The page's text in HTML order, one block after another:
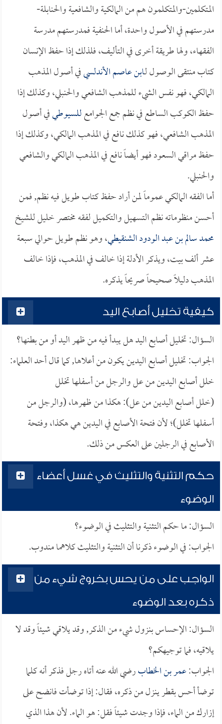
المتكلمين-والمتكلمون هم من المالكية والشافعية والحنابلة-
مدرستهم في الأصول واحدة، أما الحنفية فمدرستهم مدرسة
الفقهاء، ولها طريقة أخرى في التأليف، فلذلك إذا حفظ الإنسان
كتاب منتقى الوصول لـابن عاصم الأندلسيفي أصول المذهب
المالكي، فهو نفس الشيء للمذهب الشافعي والحنبلي، وكذلك إذا
حفظ الكوكب الساطع في نظم جمع الجوامعللسيوطيفي أصول
المذهب الشافعي، فهو كذلك نافع في المذهب المالكي، وكذلك إذا
حفظ مراقي السعود فهو أيضاً نافع في المذهب المالكي والشافعي
والحنبلي.
أما الفقه المالكي عموماً لمن أراد حفظ كتاب طويل فيه نظم, فمن
أحسن منظوماته نظم التسهيل والتكميل لفقه مختصر خليل للشيخ
محمد سالم بن عبد الودود الشنقيطي، وهو نظم طويل حوالي سبعة
عشر ألف بيت، ويذكر الأدلة إذا خالف في المذهب، فإذا خالف
المذهب دليلاً صحيحاً صريحاً يذكره.
كيفية تخليل أصابع اليد
السؤال: تخليل أصابع اليد هل يبدأ فيه من ظهر اليد أو من بطنها؟
الجواب: تخليل أصابع اليدين يكون من أعلاها, كما قال أحد العلماء:
خلل أصابع اليدين من عل والرجل من أسفلها تخلل
(خلل أصابع اليدين من عل): هكذا من ظهرها، (والرجل من
أسفلها تخلل)؛ لأن فتحة الأصابع في اليدين هي هكذا، وفتحة
الأصابع في الرجلين على العكس من ذلك.
حكم التثنية والتثليث في غسل أعضاء
الوضوء
السؤال: ما حكم التثنية والتثليث في الوضوء؟
الجواب: في الوضوء ذكرنا أن التثنية والتثليث كلاهما مندوب.
الواجب على من يحس بخروج شيء من
ذكره بعد الوضوء
السؤال: الإحساس بنزول شيء من الذكر, وقد يلاقي شيئاً وقد لا
يلاقيه، فما توجيهكم؟
الجواب:عمر بن الخطابرضي الله عنه أتاه رجل فذكر أنه كلما
توضأ أحس بقطر ينزل من ذكره، فقال: إذا توضأت فانضح على
إزارك من الماء، فإذا وجدت شيئاً فقل: هو الماء. لأن هذا الذي